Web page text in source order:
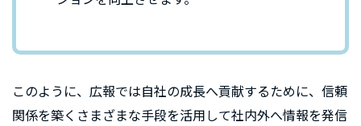
このように、広報では自社の成長へ貢献するために、信頼
関係を築くさまざまな手段を活用して社内外へ情報を発信